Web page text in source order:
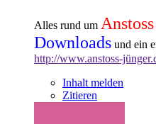
Alles rund um Anstoss
Downloads und ein
http://www.anstoss-
Inhalt melden
Zitieren